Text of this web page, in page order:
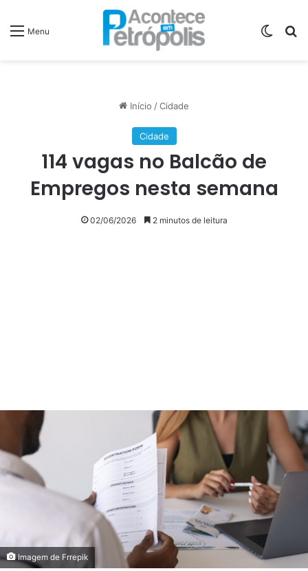
Menu
Início /Cidade
Cidade
114 vagas no Balcão de
Empregos nesta semana
02/06/2026 2 minutos de leitura
Imagem de Frrepik